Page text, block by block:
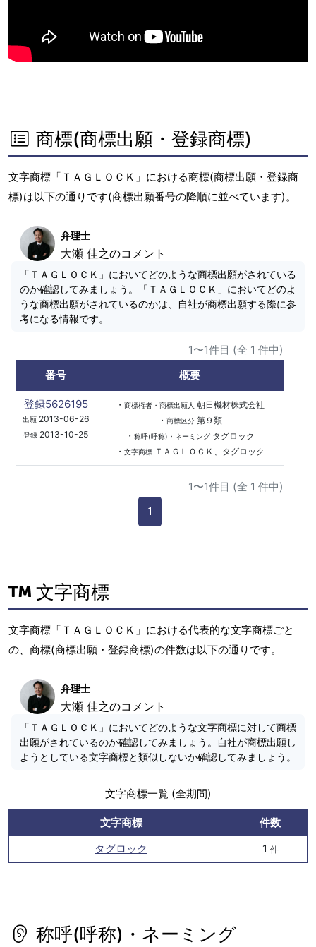
商標(商標出願・登録商標)
文字商標「ＴＡＧＬＯＣＫ」における商標(商標出願・登録商
標)は以下の通りです(商標出願番号の降順に並べています)。
弁理士
大瀬 佳之のコメント
「ＴＡＧＬＯＣＫ」においてどのような商標出願がされている
のか確認してみましょう。「ＴＡＧＬＯＣＫ」においてどのよ
うな商標出願がされているのかは、自社が商標出願する際に参
考になる情報です。
1〜1件目 (全 1 件中)
番号
概要
登録5626195
出願2013-06-26
登録 2013-10-25
・ 商標権者・商標出願人 朝日機材株式会社
・ 商標区分第９類
・ 称呼(呼称)・ネーミングタグロック
・ 文字商標ＴＡＧＬＯＣＫ、タグロック
1〜1件目 (全 1 件中)
1
文字商標
文字商標「ＴＡＧＬＯＣＫ」における代表的な文字商標ごと
の、商標(商標出願・登録商標)の件数は以下の通りです。
弁理士
大瀬 佳之のコメント
「ＴＡＧＬＯＣＫ」においてどのような文字商標に対して商標
出願がされているのか確認してみましょう。自社が商標出願し
ようとしている文字商標と類似しないか確認してみましょう。
文字商標一覧 (全期間)
文字商標
件数
タグロック
1 件
称呼(呼称)・ネーミング